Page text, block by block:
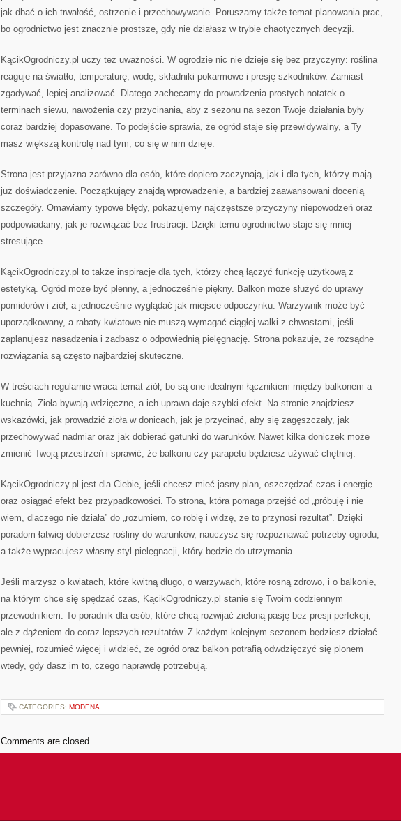
jak dbać o ich trwałość, ostrzenie i przechowywanie. Poruszamy także temat planowania prac,
bo ogrodnictwo jest znacznie prostsze, gdy nie działasz w trybie chaotycznych decyzji.
KącikOgrodniczy.pl uczy też uważności. W ogrodzie nic nie dzieje się bez przyczyny: roślina
reaguje na światło, temperaturę, wodę, składniki pokarmowe i presję szkodników. Zamiast
zgadywać, lepiej analizować. Dlatego zachęcamy do prowadzenia prostych notatek o
terminach siewu, nawożenia czy przycinania, aby z sezonu na sezon Twoje działania były
coraz bardziej dopasowane. To podejście sprawia, że ogród staje się przewidywalny, a Ty
masz większą kontrolę nad tym, co się w nim dzieje.
Strona jest przyjazna zarówno dla osób, które dopiero zaczynają, jak i dla tych, którzy mają
już doświadczenie. Początkujący znajdą wprowadzenie, a bardziej zaawansowani docenią
szczegóły. Omawiamy typowe błędy, pokazujemy najczęstsze przyczyny niepowodzeń oraz
podpowiadamy, jak je rozwiązać bez frustracji. Dzięki temu ogrodnictwo staje się mniej
stresujące.
KącikOgrodniczy.pl to także inspiracje dla tych, którzy chcą łączyć funkcję użytkową z
estetyką. Ogród może być plenny, a jednocześnie piękny. Balkon może służyć do uprawy
pomidorów i ziół, a jednocześnie wyglądać jak miejsce odpoczynku. Warzywnik może być
uporządkowany, a rabaty kwiatowe nie muszą wymagać ciągłej walki z chwastami, jeśli
zaplanujesz nasadzenia i zadbasz o odpowiednią pielęgnację. Strona pokazuje, że rozsądne
rozwiązania są często najbardziej skuteczne.
W treściach regularnie wraca temat ziół, bo są one idealnym łącznikiem między balkonem a
kuchnią. Zioła bywają wdzięczne, a ich uprawa daje szybki efekt. Na stronie znajdziesz
wskazówki, jak prowadzić zioła w donicach, jak je przycinać, aby się zagęszczały, jak
przechowywać nadmiar oraz jak dobierać gatunki do warunków. Nawet kilka doniczek może
zmienić Twoją przestrzeń i sprawić, że balkonu czy parapetu będziesz używać chętniej.
KącikOgrodniczy.pl jest dla Ciebie, jeśli chcesz mieć jasny plan, oszczędzać czas i energię
oraz osiągać efekt bez przypadkowości. To strona, która pomaga przejść od „próbuję i nie
wiem, dlaczego nie działa” do „rozumiem, co robię i widzę, że to przynosi rezultat”. Dzięki
poradom łatwiej dobierzesz rośliny do warunków, nauczysz się rozpoznawać potrzeby ogrodu,
a także wypracujesz własny styl pielęgnacji, który będzie do utrzymania.
Jeśli marzysz o kwiatach, które kwitną długo, o warzywach, które rosną zdrowo, i o balkonie,
na którym chce się spędzać czas, KącikOgrodniczy.pl stanie się Twoim codziennym
przewodnikiem. To poradnik dla osób, które chcą rozwijać zieloną pasję bez presji perfekcji,
ale z dążeniem do coraz lepszych rezultatów. Z każdym kolejnym sezonem będziesz działać
pewniej, rozumieć więcej i widzieć, że ogród oraz balkon potrafią odwdzięczyć się plonem
wtedy, gdy dasz im to, czego naprawdę potrzebują.
CATEGORIES: MODENA
Comments are closed.